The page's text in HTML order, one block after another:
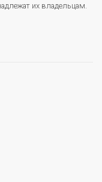
их владельцам.